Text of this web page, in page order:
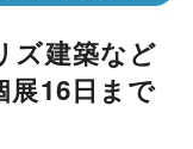
建築など
16日まで